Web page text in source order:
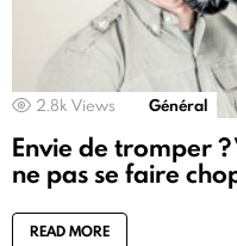
2.8k Views Général
Envie de tromper
ne pas se faire
READ MORE